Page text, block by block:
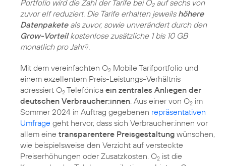
Portfolio wird die Zahl der Tarife bei O2auf sechs von
zuvor elf reduziert. Die Tarife erhalten jeweils höhere
Datenpaketeals zuvor, sowie unverändert durch den
Grow-Vorteilkostenlose zusätzliche 1 bis 10 GB
monatlich pro Jahr1)
Mit dem vereinfachten O2 Mobile Tarifportfolio und
einem exzellentem Preis-Leistungs-Verhältnis
adressiert O2 Telefónica ein zentrales Anliegen der
deutschen Verbraucher:innen . Aus einer von O2 im
Sommer 2024 in Auftrag gegebenen repräsentativen
Umfrage geht hervor, dass sich Verbraucher:innen vor
allem eine transparentere Preisgestaltung wünschen,
wie beispielsweise den Verzicht auf versteckte
Preiserhöhungen oder Zusatzkosten. O2 ist die